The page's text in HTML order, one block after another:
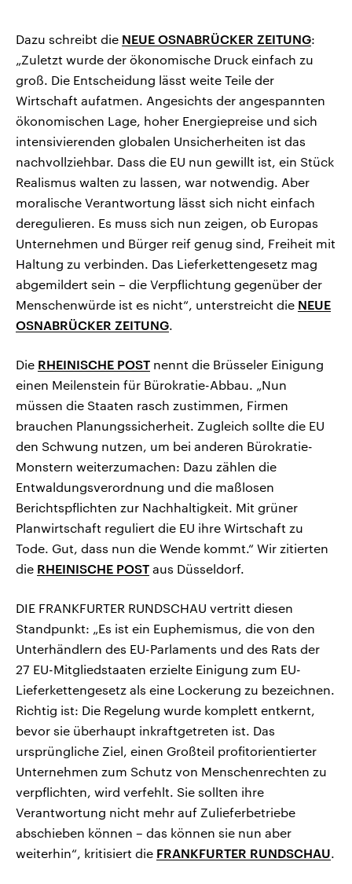
Dazu schreibt die NEUE OSNABRÜCKER ZEITUNG:
„Zuletzt wurde der ökonomische Druck einfach zu
groß. Die Entscheidung lässt weite Teile der
Wirtschaft aufatmen. Angesichts der angespannten
ökonomischen Lage, hoher Energiepreise und sich
intensivierenden globalen Unsicherheiten ist das
nachvollziehbar. Dass die EU nun gewillt ist, ein Stück
Realismus walten zu lassen, war notwendig. Aber
moralische Verantwortung lässt sich nicht einfach
deregulieren. Es muss sich nun zeigen, ob Europas
Unternehmen und Bürger reif genug sind, Freiheit mit
Haltung zu verbinden. Das Lieferkettengesetz mag
abgemildert sein – die Verpflichtung gegenüber der
Menschenwürde ist es nicht“, unterstreicht die NEUE
OSNABRÜCKER ZEITUNG.
Die RHEINISCHE POST nennt die Brüsseler Einigung
einen Meilenstein für Bürokratie-Abbau. „Nun
müssen die Staaten rasch zustimmen, Firmen
brauchen Planungssicherheit. Zugleich sollte die EU
den Schwung nutzen, um bei anderen Bürokratie-
Monstern weiterzumachen: Dazu zählen die
Entwaldungsverordnung und die maßlosen
Berichtspflichten zur Nachhaltigkeit. Mit grüner
Planwirtschaft reguliert die EU ihre Wirtschaft zu
Tode. Gut, dass nun die Wende kommt.“ Wir zitierten
die RHEINISCHE POST aus Düsseldorf.
DIE FRANKFURTER RUNDSCHAU vertritt diesen
Standpunkt: „Es ist ein Euphemismus, die von den
Unterhändlern des EU-Parlaments und des Rats der
27 EU-Mitgliedstaaten erzielte Einigung zum EU-
Lieferkettengesetz als eine Lockerung zu bezeichnen.
Richtig ist: Die Regelung wurde komplett entkernt,
bevor sie überhaupt inkraftgetreten ist. Das
ursprüngliche Ziel, einen Großteil profitorientierter
Unternehmen zum Schutz von Menschenrechten zu
verpflichten, wird verfehlt. Sie sollten ihre
Verantwortung nicht mehr auf Zulieferbetriebe
abschieben können – das können sie nun aber
weiterhin“, kritisiert die FRANKFURTER RUNDSCHAU.